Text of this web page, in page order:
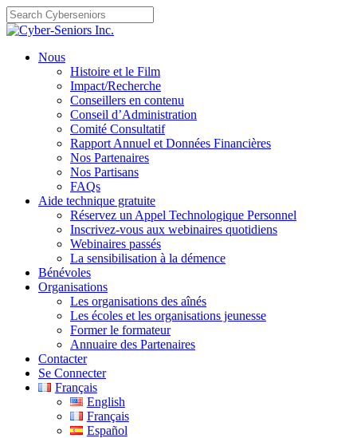
Skip
to
content
Nous
Histoire et le Film
Impact/Recherche
Conseillers en contenu
Conseil d’Administration
Comité Consultatif
Rapport Annuel et Données Financières
Nos Partenaires
Nos Partisans
FAQs
Aide technique gratuite
Réservez un Appel Technologique Personnel
Inscrivez-vous aux webinaires quotidiens
Webinaires passés
La sensibilisation à la démence
Bénévoles
Organisations
Les organisations des aînés
Les écoles et les organisations jeunesse
Former le formateur
Annuaire des Partenaires
Contacter
Se Connecter
Français
English
Français
Español